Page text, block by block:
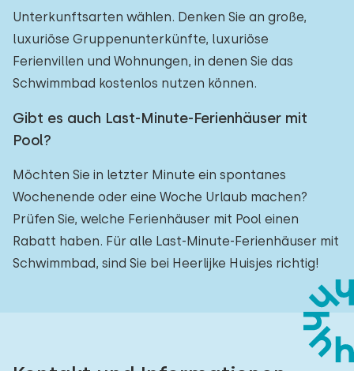
Unterkunftsarten wählen. Denken Sie an große,
luxuriöse Gruppenunterkünfte, luxuriöse
Ferienvillen und Wohnungen, in denen Sie das
Schwimmbad kostenlos nutzen können.
Gibt es auch Last-Minute-Ferienhäuser mit
Pool?
Möchten Sie in letzter Minute ein spontanes
Wochenende oder eine Woche Urlaub machen?
Prüfen Sie, welche Ferienhäuser mit Pool einen
Rabatt haben. Für alle Last-Minute-Ferienhäuser mit
Schwimmbad, sind Sie bei Heerlijke Huisjes richtig!